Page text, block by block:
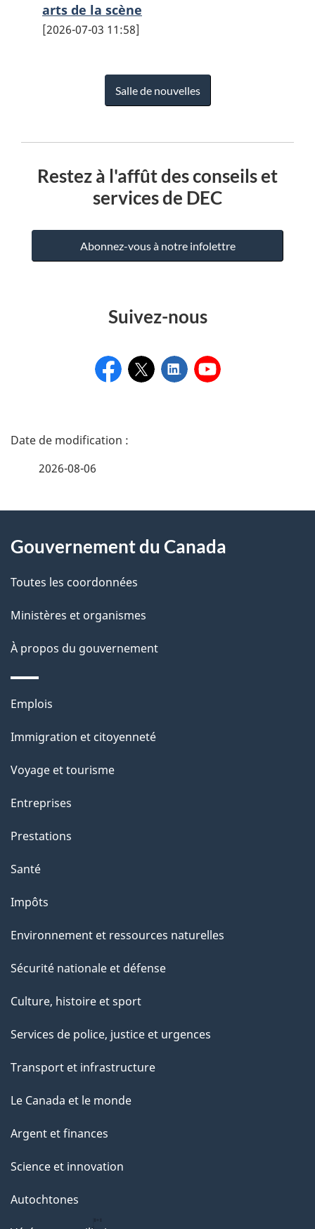
arts de la scène
2026-07-03 11:58
Salle de nouvelles
Restez à l'affût des conseils et
services de DEC
Abonnez-vous à notre infolettre
Suivez-nous
D
i
d
e
l
a
a
g
e
2026-08-06
propos
de
site
Gouvernement du Canada
Toutes les coordonnées
Ministères et organismes
À propos du gouvernement
Thèmes
sujets
Emplois
Immigration et citoyenneté
Voyage et tourisme
Entreprises
Prestations
Santé
Impôts
Environnement et ressources naturelles
Sécurité nationale et défense
Culture, histoire et sport
Services de police, justice et urgences
Transport et infrastructure
Le Canada et le monde
Argent et finances
Science et innovation
Autochtones